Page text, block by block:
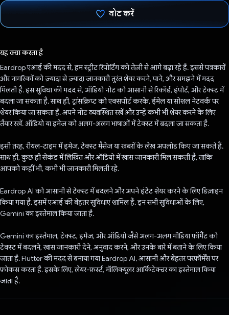
वोट करें
यह क्या करता है
Eardrop एआई की मदद से, हम स्ट्रीट रिपोर्टिंग को तेज़ी से आगे बढ़ा रहे हैं. इससे पत्रकारों
और नागरिकों को ज़्यादा से ज़्यादा जानकारी तुरंत शेयर करने, पाने, और समझने में मदद
मिलती है. इस सुविधा की मदद से, ऑडियो नोट को आसानी से रिकॉर्ड, इंपोर्ट, और टेक्स्ट में
बदला जा सकता है. साथ ही, ट्रांसक्रिप्ट को एक्सपोर्ट करके, ईमेल या सोशल नेटवर्क पर
शेयर किया जा सकता है. अपने नोट व्यवस्थित रखें और उन्हें कभी भी शेयर करने के लिए
तैयार रखें. ऑडियो या इमेज को अलग-अलग भाषाओं में टेक्स्ट में बदला जा सकता है.
इसी तरह, रीयल-टाइम में इमेज, टेक्स्ट मैसेज या खबरों के लेख अपलोड किए जा सकते हैं.
साथ ही, कुछ ही सेकंड में लिखित और ऑडियो में खास जानकारी मिल सकती है, ताकि
आपको कहीं भी, कभी भी जानकारी मिलती रहे.
Eardrop AI को आसानी से टेक्स्ट में बदलने और अपने इंटेंट शेयर करने के लिए डिज़ाइन
किया गया है. इसमें एआई की बेहतर सुविधाएं शामिल हैं. इन सभी सुविधाओं के लिए,
Gemini का इस्तेमाल किया जाता है.
Gemini का इस्तेमाल, टेक्स्ट, इमेज, और ऑडियो जैसे अलग-अलग मीडिया फ़ॉर्मैट को
टेक्स्ट में बदलने, खास जानकारी देने, अनुवाद करने, और उनके बारे में बताने के लिए किया
जाता है. Flutter की मदद से बनाया गया Eardrop AI, आसानी और बेहतर परफ़ॉर्मेंस पर
फ़ोकस करता है. इसके लिए, लेयर-फ़र्स्ट, मॉलिक्यूलर आर्किटेक्चर का इस्तेमाल किया
जाता है.